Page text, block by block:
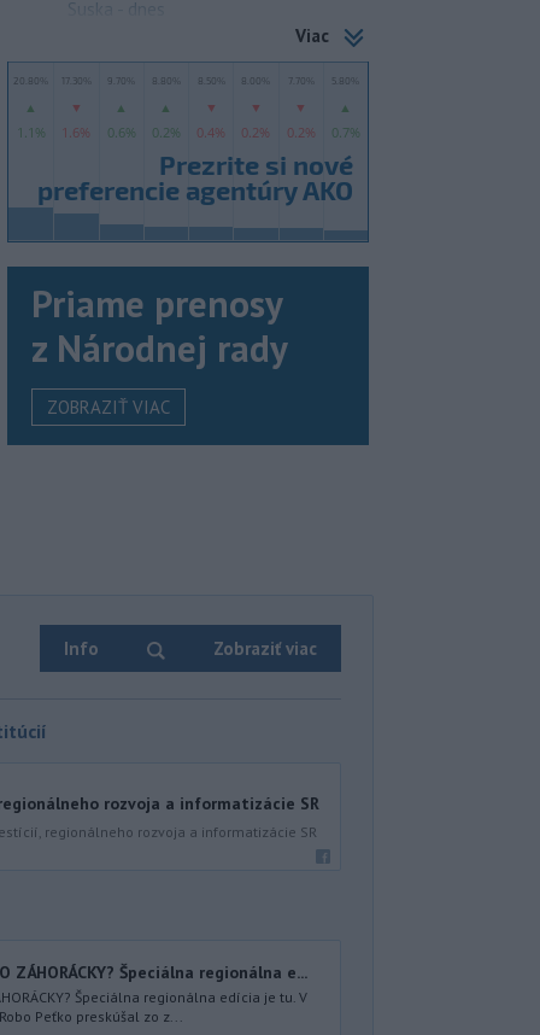
Suska - dnes
Viac
Priame prenosy
z Národnej rady
ZOBRAZIŤ VIAC
Info Zobraziť viac
rozvoja a informatizácie SR
regionálneho rozvoja a informatizácie SR
ZÁHORÁCKY? Špeciálna regionálna e...
Špeciálna regionálna edícia je tu. V
Peťko preskúšal zo z...